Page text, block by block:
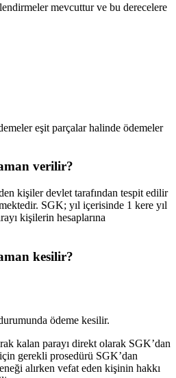
mevcuttur ve bu derecelere
eşit parçalar halinde ödemeler
verilir?
kişiler devlet tarafından tespit edilir
SGK; yıl içerisinde 1 kere yıl
kişilerin hesaplarına
kesilir?
ödeme kesilir.
kalan parayı direkt olarak SGK’dan
gerekli prosedürü SGK’dan
alırken vefat eden kişinin hakkı